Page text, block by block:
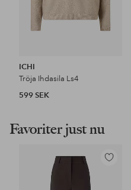
ICHI
Tröja Ihdasila Ls4
599 SEK
Favoriter just nu
Lägg